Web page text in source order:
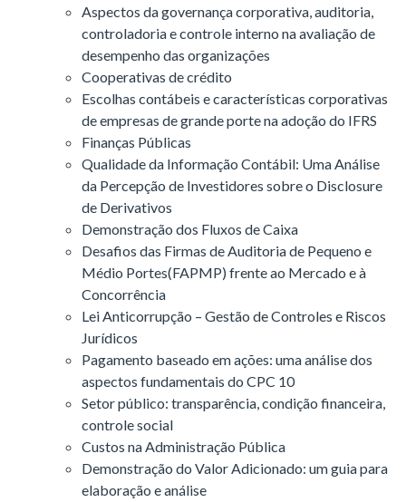
Aspectos da governança corporativa, auditoria,
controladoria e controle interno na avaliação de
desempenho das organizações
Cooperativas de crédito
Escolhas contábeis e características corporativas
de empresas de grande porte na adoção do IFRS
Finanças Públicas
Qualidade da Informação Contábil: Uma Análise
da Percepção de Investidores sobre o Disclosure
de Derivativos
Demonstração dos Fluxos de Caixa
Desafios das Firmas de Auditoria de Pequeno e
Médio Portes(FAPMP) frente ao Mercado e à
Concorrência
Lei Anticorrupção – Gestão de Controles e Riscos
Jurídicos
Pagamento baseado em ações: uma análise dos
aspectos fundamentais do CPC 10
Setor público: transparência, condição financeira,
controle social
Custos na Administração Pública
Demonstração do Valor Adicionado: um guia para
elaboração e análise